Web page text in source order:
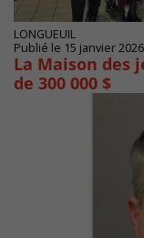
LONGUEUIL
Publié le 15 janvier
La Maison des
de 300 000 $